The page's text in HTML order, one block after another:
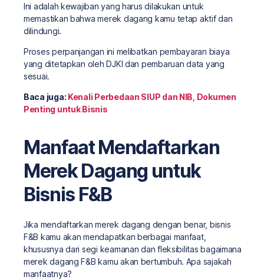
Ini adalah kewajiban yang harus dilakukan untuk
memastikan bahwa merek dagang kamu tetap aktif dan
dilindungi.
Proses perpanjangan ini melibatkan pembayaran biaya
yang ditetapkan oleh DJKI dan pembaruan data yang
sesuai.
Baca juga: Kenali Perbedaan SIUP dan NIB, Dokumen
Penting untuk Bisnis
Manfaat Mendaftarkan
Merek Dagang untuk
Bisnis F&B
Jika mendaftarkan merek dagang dengan benar, bisnis
F&B kamu akan mendapatkan berbagai manfaat,
khususnya dari segi keamanan dan fleksibilitas bagaimana
merek dagang F&B kamu akan bertumbuh. Apa sajakah
manfaatnya?